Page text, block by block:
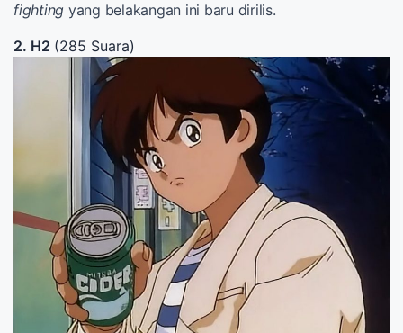
fighting yang belakangan ini baru dirilis.
2. H2 (285 Suara)